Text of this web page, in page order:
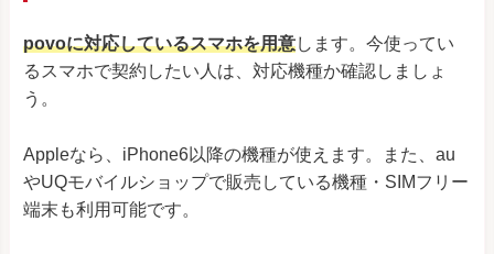
povoに対応しているスマホを用意します。今使ってい
るスマホで契約したい人は、対応機種か確認しましょ
う。
Appleなら、iPhone6以降の機種が使えます。また、au
やUQモバイルショップで販売している機種・SIMフリー
端末も利用可能です。